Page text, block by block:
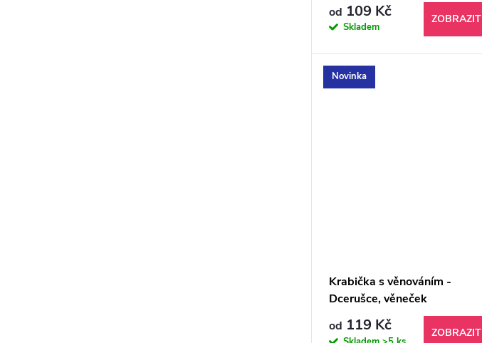
od 109 Kč
Skladem
ZOBRAZIT
Novinka
Krabička s věnováním -
Dcerušce, věneček
od 119 Kč ZOBRAZIT